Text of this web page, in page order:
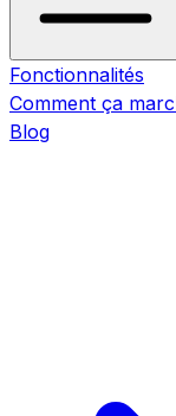
Fonctionnalités
Comment ça
Blog